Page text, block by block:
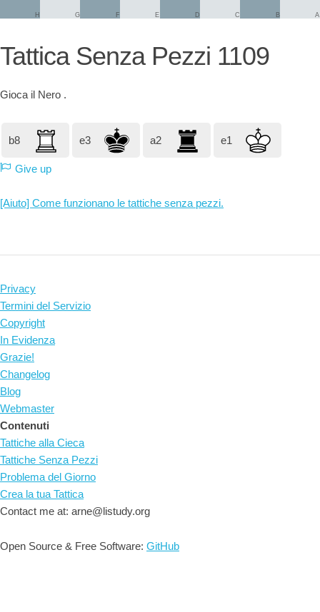
A
B
C
D
E
F
G
H
Tattica Senza Pezzi 1109
Gioca il Nero .
b8 e3 a2 e1
Give up
[Aiuto] Come funzionano le tattiche senza pezzi.
Privacy
Termini del Servizio
Copyright
In Evidenza
Grazie!
Changelog
Blog
Webmaster
Contenuti
Tattiche alla Cieca
Tattiche Senza Pezzi
Problema del Giorno
Crea la tua Tattica
Contact me at: arne@listudy.org
Open Source & Free Software: GitHub